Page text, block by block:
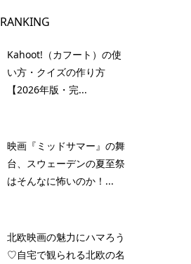
RANKING
Kahoot!（カフート）の使
い方・クイズの作り方
【2026年版・完...
映画『ミッドサマー』の舞
台、スウェーデンの夏至祭
はそんなに怖いのか！...
北欧映画の魅力にハマろう
♡自宅で観られる北欧の名